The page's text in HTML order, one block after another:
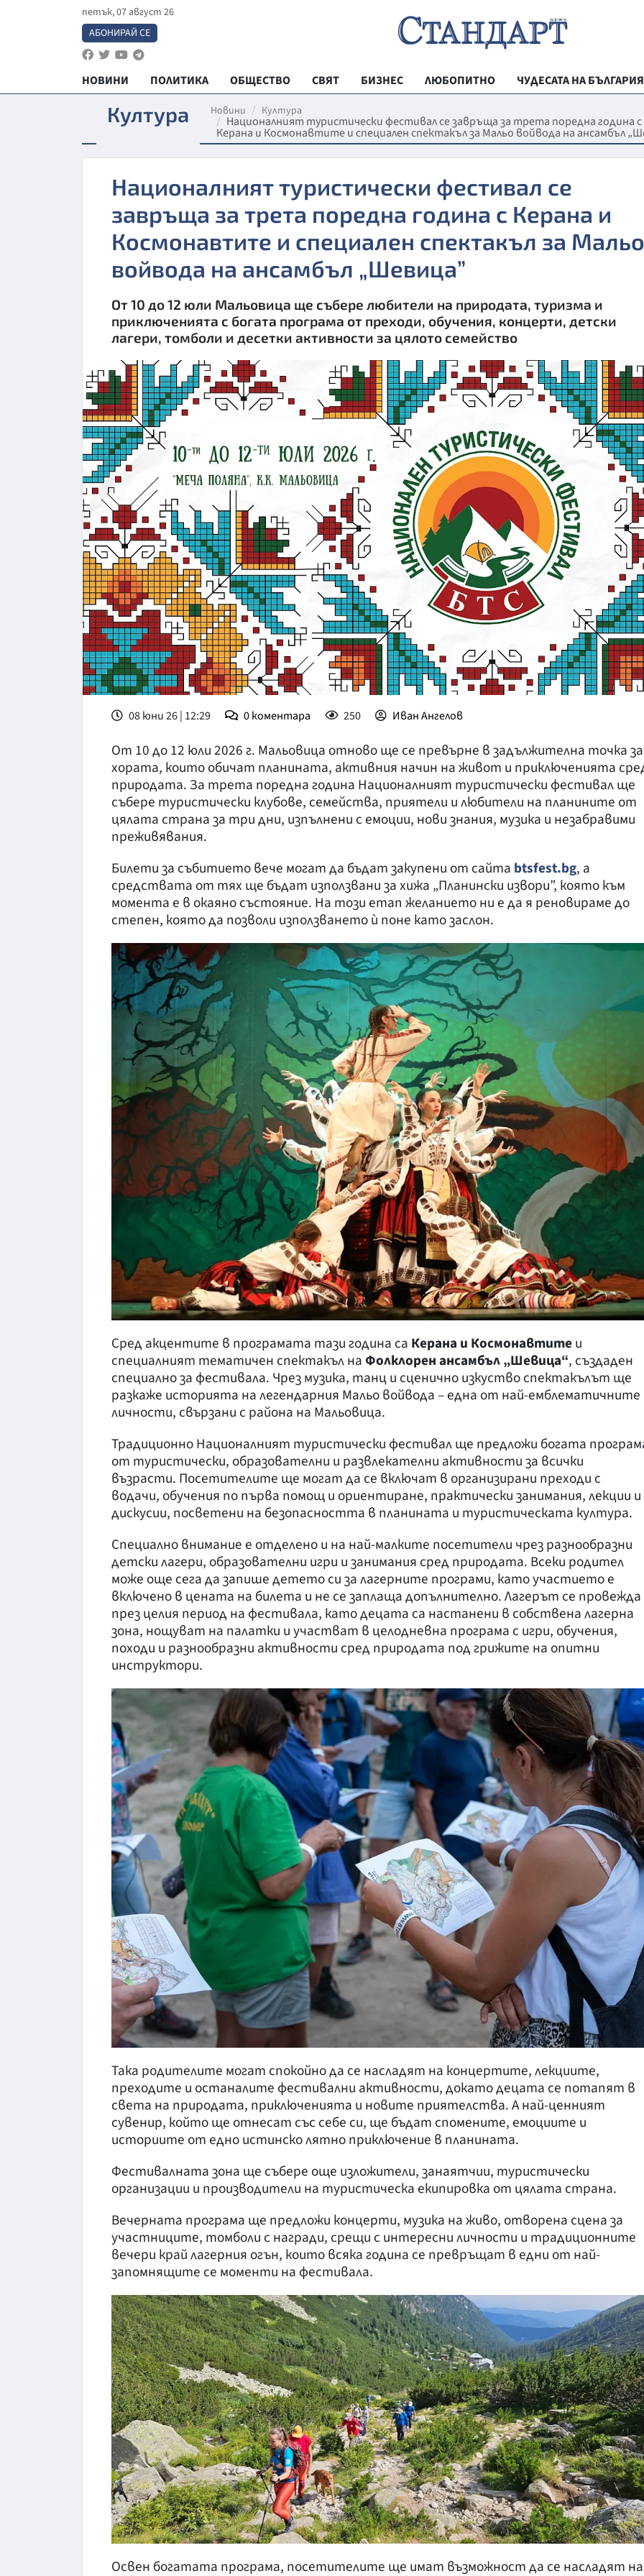
петък, 07 август 26
АБОНИРАЙ СЕ
НОВИНИ ПОЛИТИКА ОБЩЕСТВО СВЯТ БИЗНЕС ЛЮБОПИТНО
ЧУДЕСАТА НА БЪЛГАРИЯ
ВЕСТНИК
МЛАДЕЖКА
ЗДРАВЕ
МОЯТ ГРАД
ДА! НА
ПРАВОСЪДИЕ
КРИМИ
ВЯРА
ОБЯВИ
ВОЙНАТА В
ВРЕМЕТО
Култура Новини Култура
Националният туристически фестивал се завръща за трета поредна година с
Керана и Космонавтите и специален спектакъл за Мальо войвода на ансамбъл
Националният туристически фестивал се
завръща за трета поредна година с Керана и
Космонавтите и специален спектакъл за Мальо
войвода на ансамбъл „Шевица”
От 10 до 12 юли Мальовица ще събере любители на природата, туризма и
приключенията с богата програма от преходи, обучения, концерти, детски
лагери, томболи и десетки активности за цялото семейство
08 юни 26 | 12:29 0коментара 250 Иван Ангелов
От 10 до 12 юли 2026 г. Мальовица отново ще се превърне в задължителна точка за
хората, които обичат планината, активния начин на живот и приключенията
природата. За трета поредна година Националният туристически фестивал ще
събере туристически клубове, семейства, приятели и любители на планините от
цялата страна за три дни, изпълнени с емоции, нови знания, музика и незабравими
преживявания.
Билети за събитието вече могат да бъдат закупени от сайта btsfest.bg, а
средствата от тях ще бъдат използвани за хижа „Планински извори”, която към
момента е в окаяно състояние. На този етап желанието ни е да я реновираме до
степен, която да позволи използването ѝ поне като заслон.
Сред акцентите в програмата тази година са Керана и Космонавтитеи
специалният тематичен спектакъл на Фолклорен ансамбъл „Шевица“, създаден
специално за фестивала. Чрез музика, танц и сценично изкуство спектакълът ще
разкаже историята на легендарния Мальо войвода – една от най-емблематичните
личности, свързани с района на Мальовица.
Традиционно Националният туристически фестивал ще предложи богата
от туристически, образователни и развлекателни активности за всички
възрасти. Посетителите ще могат да се включат в организирани преходи с
водачи, обучения по първа помощ и ориентиране, практически занимания, лекции и
дискусии, посветени на безопасността в планината и туристическата култура.
Специално внимание е отделено и на най-малките посетители чрез разнообразни
детски лагери, образователни игри и занимания сред природата. Всеки родител
може още сега да запише детето си за лагерните програми, като участието е
включено в цената на билета и не се заплаща допълнително. Лагерът се провежда
през целия период на фестивала, като децата са настанени в собствена лагерна
зона, нощуват на палатки и участват в целодневна програма с игри, обучения,
походи и разнообразни активности сред природата под грижите на опитни
инструктори.
Така родителите могат спокойно да се насладят на концертите, лекциите,
преходите и останалите фестивални активности, докато децата се потапят в
света на природата, приключенията и новите приятелства. А най-ценният
сувенир, който ще отнесат със себе си, ще бъдат спомените, емоциите и
историите от едно истинско лятно приключение в планината.
Фестивалната зона ще събере още изложители, занаятчии, туристически
организации и производители на туристическа екипировка от цялата страна.
Вечерната програма ще предложи концерти, музика на живо, отворена сцена за
участниците, томболи с награди, срещи с интересни личности и традиционните
вечери край лагерния огън, които всяка година се превръщат в едни от най-
запомнящите се моменти на фестивала.
Освен богатата програма, посетителите ще имат възможност да се насладят на